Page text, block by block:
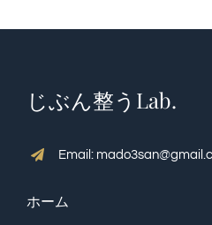
じぶん整うLab.
Email:
ホーム